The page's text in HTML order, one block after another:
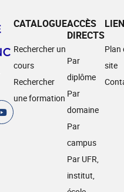
CATALOGUE
Rechercher un
cours
Rechercher
une formation
ACCÈS
DIRECTS
Par
diplôme
Par
domaine
Par
campus
Par UFR,
institut,
Plan
site